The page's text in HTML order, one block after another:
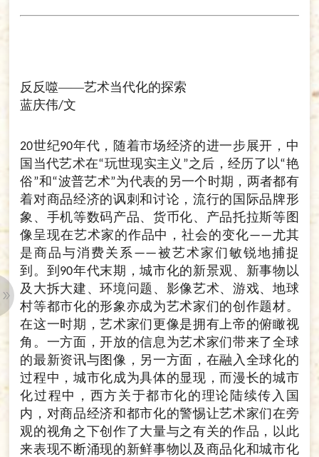
反反噬——艺术当代化的探索
蓝庆伟/文
20世纪90年代，随着市场经济的进一步展开，中
国当代艺术在“玩世现实主义 ”之后，经历了以“艳
俗”和“波普艺术”为代表的另一个时期，两者都有
着对商品经济的讽刺和讨论，流行的国际品牌形
象、手机等数码产品、货币化、产品托拉斯等图
像呈现在艺术家的作品中，社会的变化——尤其
是商品与消费关系 ——被艺术家们敏锐地捕捉
到。到 90年代末期，城市化的新景观、新事物以
及大拆大建、环境问题、影像艺术、游戏、地球
村等都市化的形象亦成为艺术家们的创作题材。
在这一时期，艺术家们更像是拥有上帝的俯瞰视
角。一方面，开放的信息为艺术家们带来了全球
的最新资讯与图像，另一方面，在融入全球化的
过程中，城市化成为具体的显现，而漫长的城市
化过程中，西方关于都市化的理论陆续传入国
内，对商品经济和都市化的警惕让艺术家们在旁
观的视角之下创作了大量与之有关的作品，以此
来表现不断涌现的新鲜事物以及商品化和城市化